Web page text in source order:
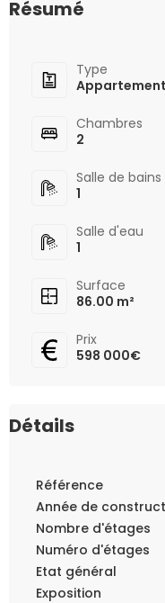
Résumé
Type
Appartement
Chambres
2
Salle de bains
1
Salle d'eau
1
Surface
86.00 m²
Prix
598 000€
Détails
Référence
Année de
Nombre d'étages
Numéro d'étages
Etat général
Exposition